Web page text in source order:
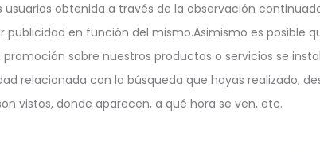
obtenida a través de la observación
en función del mismo.Asimismo es posible
sobre nuestros productos o servicios se
relacionada con la búsqueda que hayas realizado,
vistos, donde aparecen, a qué hora se ven, etc.